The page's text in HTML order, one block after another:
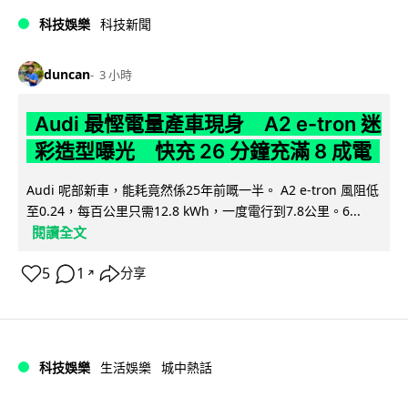
科技娛樂 科技新聞
duncan 3 小時
Audi 最慳電量產車現身 A2 e-tron 迷
彩造型曝光 快充 26 分鐘充滿 8 成電
Audi 呢部新車，能耗竟然係25年前嘅一半。 A2 e-tron 風阻低
至0.24，每百公里只需12.8 kWh，一度電行到7.8公里。6...
閱讀全文
5 1 ↗ 分享
科技娛樂 生活娛樂 城中熱話